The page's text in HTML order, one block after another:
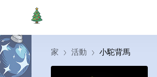
家 活動 小駝背馬